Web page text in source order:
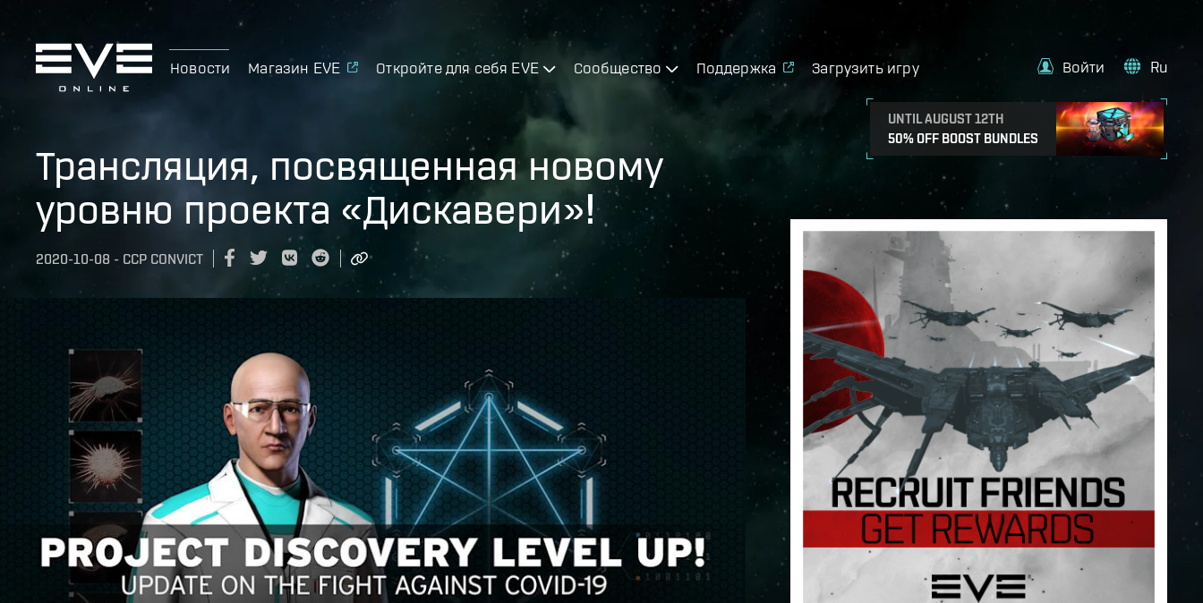
Новости Магазин EVE Откройте для себя EVE Сообщество Поддержка Загрузить игру
UNTIL AUGUST 12TH
50% OFF BOOST BUNDLES
Войти Ru
Трансляция, посвященная новому
уровню проекта «Дискавери»!
2020-10-08 - CCP CONVICT